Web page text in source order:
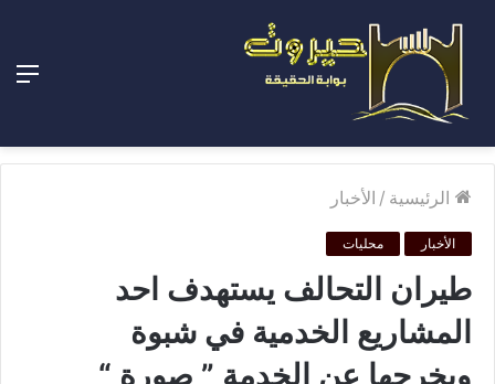
الرئيسية / الأخبار
الأخبار محليات
طيران التحالف يستهدف احد
المشاريع الخدمية في شبوة
ويخرجها عن الخدمة ” صورة “